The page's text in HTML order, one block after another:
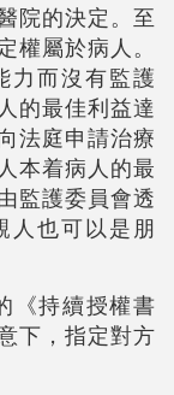
院的決定。至
權屬於病人。
力而沒有監護
的最佳利益達
法庭申請治療
本着病人的最
監護委員會透
人也可以是朋
《持續授權書
下，指定對方